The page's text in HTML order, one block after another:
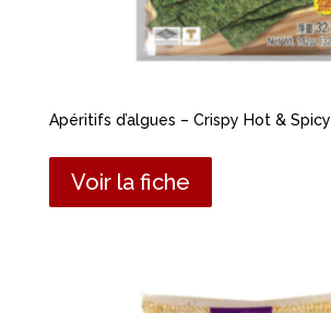
Apéritifs d’algues – Crispy Hot & Spicy
Voir la fiche